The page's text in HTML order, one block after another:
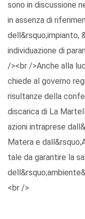
sono in discussione
in assenza di
dell&rsquo;impianto,
individuazione di
/><br />Anche alla
chiede al governo
risultanze della
discarica di La
azioni intraprese
Matera e
tale da garantire la
<br />